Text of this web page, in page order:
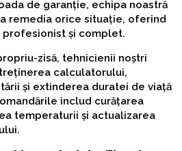
de garanție, echipa noastră
remedia orice situație, oferind
profesionist și complet.
zisă, tehnicienii noștri
calculatorului,
și extinderea duratei de viață
includ curățarea
temperaturii și actualizarea